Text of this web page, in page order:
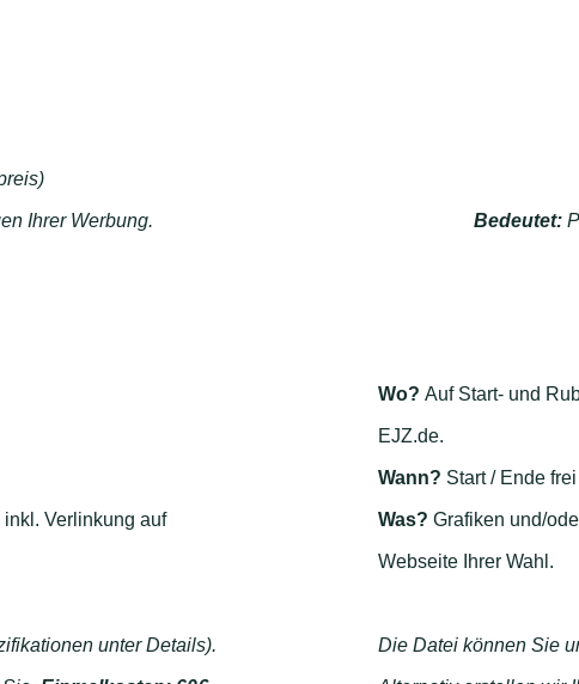
Ihrer Werbung.
Verlinkung auf
unter Details).
Bedeutet:
Wo? Auf Start- und
EJZ.de.
Wann? Start / Ende
Was? Grafiken und/
Webseite Ihrer Wahl.
Die Datei können Sie